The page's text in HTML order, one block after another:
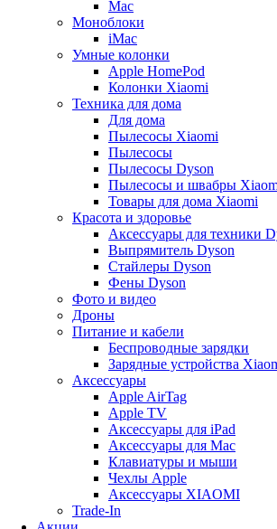
Mac
Моноблоки
iMac
Умные колонки
Apple HomePod
Колонки Xiaomi
Техника для дома
Для дома
Пылесосы Xiaomi
Пылесосы
Пылесосы Dyson
Пылесосы и швабры
Товары для дома Xiaomi
Красота и здоровье
Аксессуары для техники
Выпрямитель Dyson
Стайлеры Dyson
Фены Dyson
Фото и видео
Дроны
Питание и кабели
Беспроводные зарядки
Зарядные устройства
Аксессуары
Apple AirTag
Apple TV
Аксессуары для iPad
Аксессуары для Mac
Клавиатуры и мыши
Чехлы Apple
Аксессуары XIAOMI
Trade-In